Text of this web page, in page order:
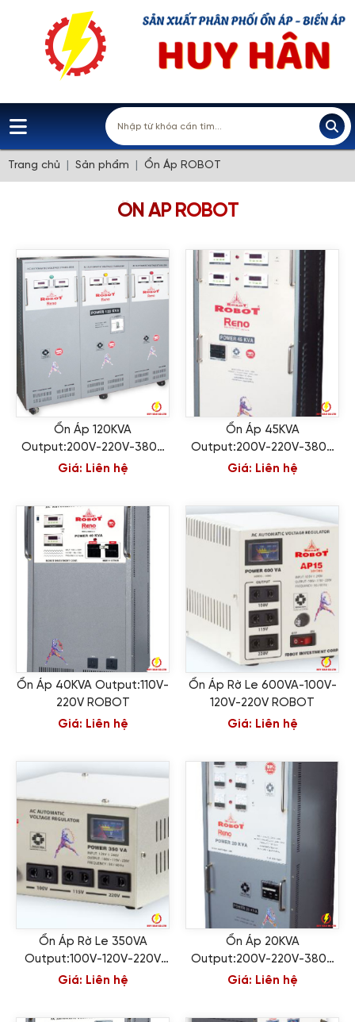
Trang chủ Sản phẩm Ổn Áp ROBOT
ỔN ÁP ROBOT
Ổn Áp 120KVA
Output:200V-220V-380V
ROBOT
Giá: Liên hệ
Ổn Áp 45KVA
Output:200V-220V-380V
ROBOT
Giá: Liên hệ
Ổn Áp 40KVA Output:110V-
220V ROBOT
Giá: Liên hệ
Ổn Áp Rờ Le 600VA-100V-
120V-220V ROBOT
Giá: Liên hệ
Ổn Áp Rờ Le 350VA
Output:100V-120V-220V
ROBOT
Giá: Liên hệ
Ổn Áp 20KVA
Output:200V-220V-380V
ROBOT
Giá: Liên hệ